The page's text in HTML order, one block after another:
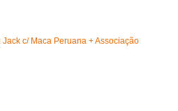
Jack c/ Maca Peruana + Associação